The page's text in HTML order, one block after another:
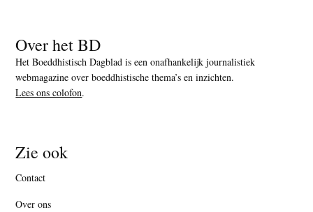
Over het BD
Het Boeddhistisch Dagblad is een onafhankelijk journalistiek
webmagazine over boeddhistische thema’s en inzichten.
Lees ons colofon.
Zie ook
Contact
Over ons